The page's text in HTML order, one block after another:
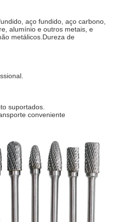
aço fundido, aço carbono,
alumínio e outros metais, e
metálicos.Dureza de
suportados.
conveniente